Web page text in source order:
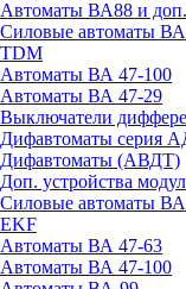
Автоматы ВА88 и доп.
Силовые автоматы ВА
TDM
Автоматы ВА 47-100
Автоматы ВА 47-29
Выключатели
Дифавтоматы серия
Дифавтоматы (АВДТ)
Доп. устройства
Силовые автоматы ВА
EKF
Автоматы ВА 47-63
Автоматы ВА 47-100